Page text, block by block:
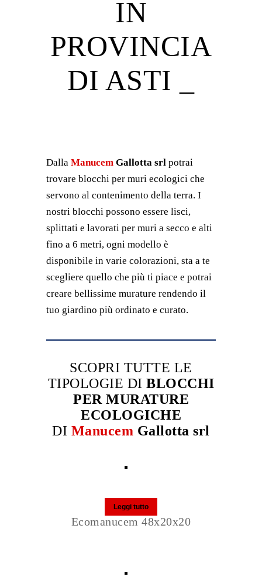
IN
PROVINCIA
DI ASTI _
Dalla Manucem Gallotta srl potrai
trovare blocchi per muri ecologici che
servono al contenimento della terra. I
nostri blocchi possono essere lisci,
splittati e lavorati per muri a secco e alti
fino a 6 metri, ogni modello è
disponibile in varie colorazioni, sta a te
scegliere quello che più ti piace e potrai
creare bellissime murature rendendo il
tuo giardino più ordinato e curato.
SCOPRI TUTTE LE
TIPOLOGIE DI BLOCCHI
PER MURATURE
ECOLOGICHE
DI Manucem Gallotta srl
Leggi tutto
Ecomanucem 48x20x20